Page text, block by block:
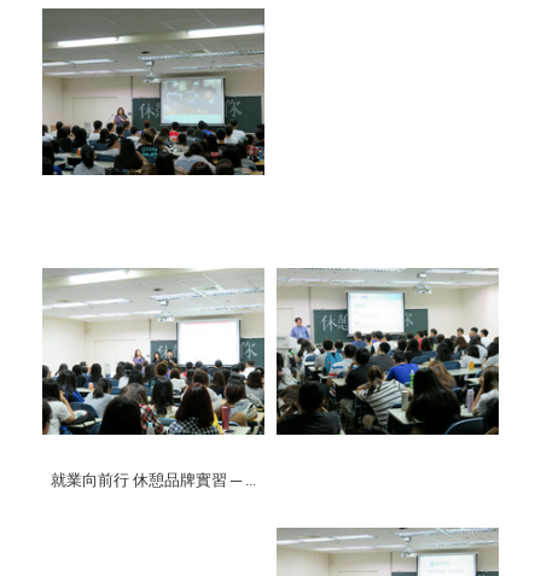
就業向前行 休憩品牌實習 ─ ...